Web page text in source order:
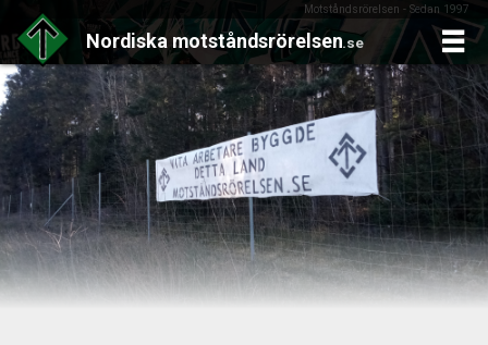
Motståndsrörelsen - Sedan 1997
Nordiska motståndsrörelsen.se
Skip
to
content